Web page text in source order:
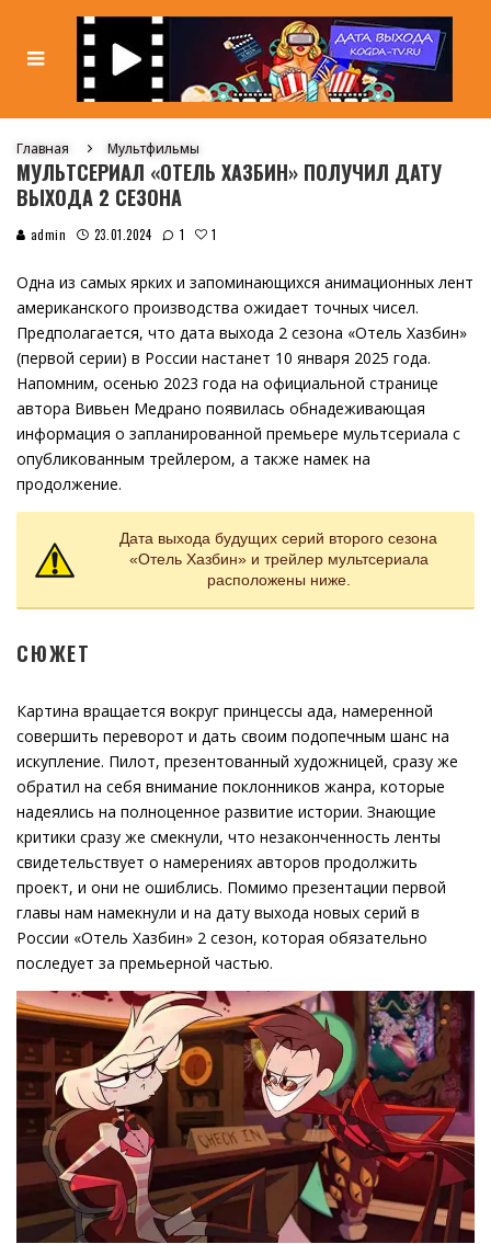
Главная Мультфильмы
МУЛЬТСЕРИАЛ «ОТЕЛЬ ХАЗБИН» ПОЛУЧИЛ ДАТУ
ВЫХОДА 2 СЕЗОНА
admin 23.01.2024 1 1
Одна из самых ярких и запоминающихся анимационных лент
американского производства ожидает точных чисел.
Предполагается, что дата выхода 2 сезона «Отель Хазбин»
(первой серии) в России настанет 10 января 2025 года.
Напомним, осенью 2023 года на официальной странице
автора Вивьен Медрано появилась обнадеживающая
информация о запланированной премьере мультсериала с
опубликованным трейлером, а также намек на
продолжение.
Дата выхода будущих серий второго сезона
«Отель Хазбин» и трейлер мультсериала
расположены ниже.
СЮЖЕТ
Картина вращается вокруг принцессы ада, намеренной
совершить переворот и дать своим подопечным шанс на
искупление. Пилот, презентованный художницей, сразу же
обратил на себя внимание поклонников жанра, которые
надеялись на полноценное развитие истории. Знающие
критики сразу же смекнули, что незаконченность ленты
свидетельствует о намерениях авторов продолжить
проект, и они не ошиблись. Помимо презентации первой
главы нам намекнули и на дату выхода новых серий в
России «Отель Хазбин» 2 сезон, которая обязательно
последует за премьерной частью.